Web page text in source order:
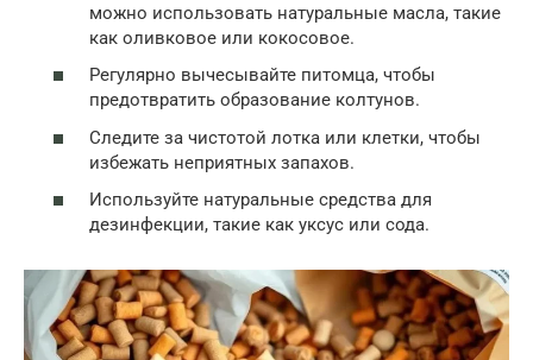
можно использовать натуральные масла, такие
как оливковое или кокосовое.
Регулярно вычесывайте питомца, чтобы
предотвратить образование колтунов.
Следите за чистотой лотка или клетки, чтобы
избежать неприятных запахов.
Используйте натуральные средства для
дезинфекции, такие как уксус или сода.